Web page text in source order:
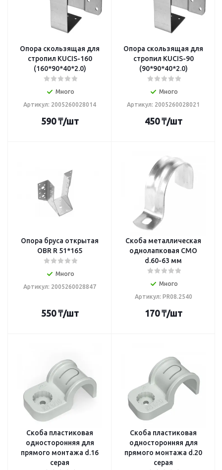
Опора скользящая для
стропил KUCIS-160
(160*90*40*2.0)
Много
Артикул: 2005260028014
590₸/шт
Опора скользящая для
стропил KUCIS-90
(90*90*40*2.0)
Много
Артикул: 2005260028021
450₸/шт
Опора бруса открытая
OBR R 51*165
Много
Артикул: 2005260028847
550₸/шт
Скоба металлическая
однолапковая СМО
d.60-63 мм
Много
Артикул: PR08.2540
170₸/шт
Скоба пластиковая
односторонняя для
прямого монтажа d.16
серая
Скоба пластиковая
односторонняя для
прямого монтажа d.20
серая